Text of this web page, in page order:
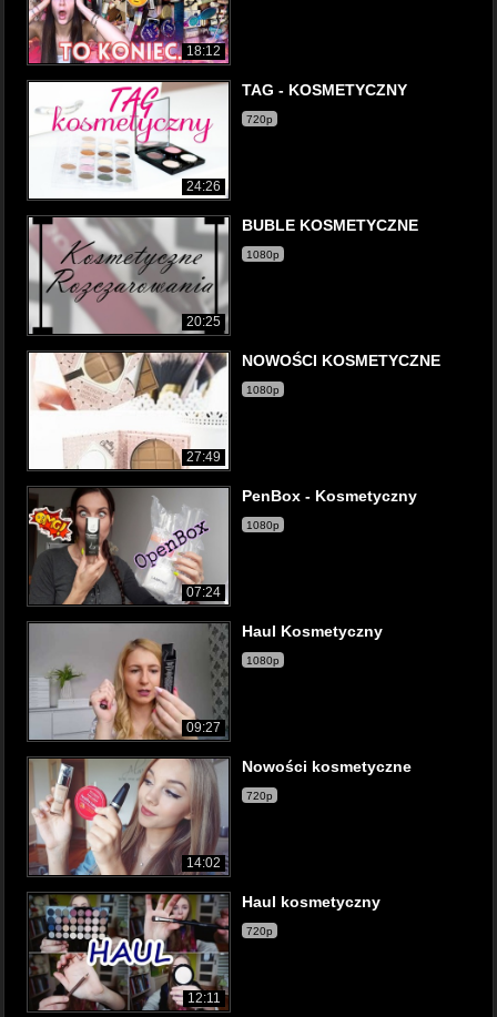
18:12
24:26
TAG - KOSMETYCZNY
720p
20:25
BUBLE KOSMETYCZNE
1080p
27:49
NOWOŚCI KOSMETYCZNE
1080p
07:24
PenBox - Kosmetyczny
1080p
09:27
Haul Kosmetyczny
1080p
14:02
Nowości kosmetyczne
720p
12:11
Haul kosmetyczny
720p